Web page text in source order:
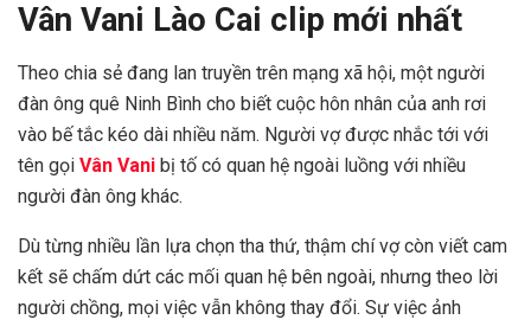
Vân Vani Lào Cai clip mới nhất
Theo chia sẻ đang lan truyền trên mạng xã hội, một người
đàn ông quê Ninh Bình cho biết cuộc hôn nhân của anh rơi
vào bế tắc kéo dài nhiều năm. Người vợ được nhắc tới với
tên gọi Vân Vani bị tố có quan hệ ngoài luồng với nhiều
người đàn ông khác.
Dù từng nhiều lần lựa chọn tha thứ, thậm chí vợ còn viết cam
kết sẽ chấm dứt các mối quan hệ bên ngoài, nhưng theo lời
người chồng, mọi việc vẫn không thay đổi. Sự việc ảnh